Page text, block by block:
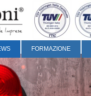
FORMAZIONE